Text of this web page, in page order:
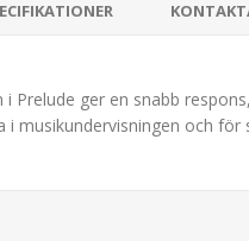
i Prelude ger en snabb
i musikundervisningen och